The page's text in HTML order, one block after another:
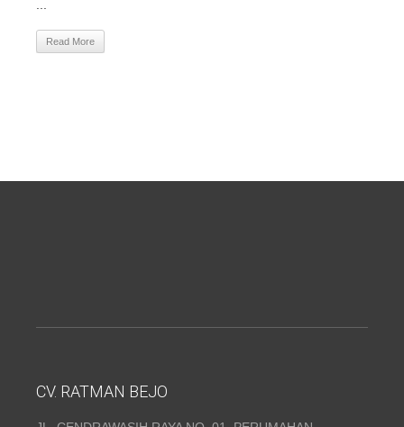
Read More
CV. RATMAN BEJO